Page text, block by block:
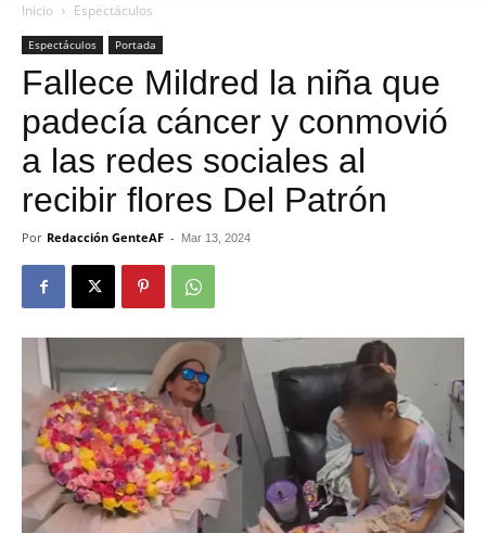
Inicio Espectáculos
Espectáculos Portada
Fallece Mildred la niña que
padecía cáncer y conmovió
a las redes sociales al
recibir flores Del Patrón
Por Redacción GenteAF - Mar 13, 2024